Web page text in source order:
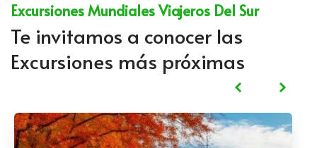
Excursiones Mundiales Viajeros Del Sur
Te invitamos a conocer las
Excursiones más próximas